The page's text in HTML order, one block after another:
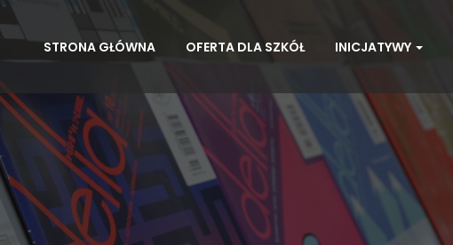
STRONA GŁÓWNA OFERTA DLA SZKÓŁ INICJATYWY